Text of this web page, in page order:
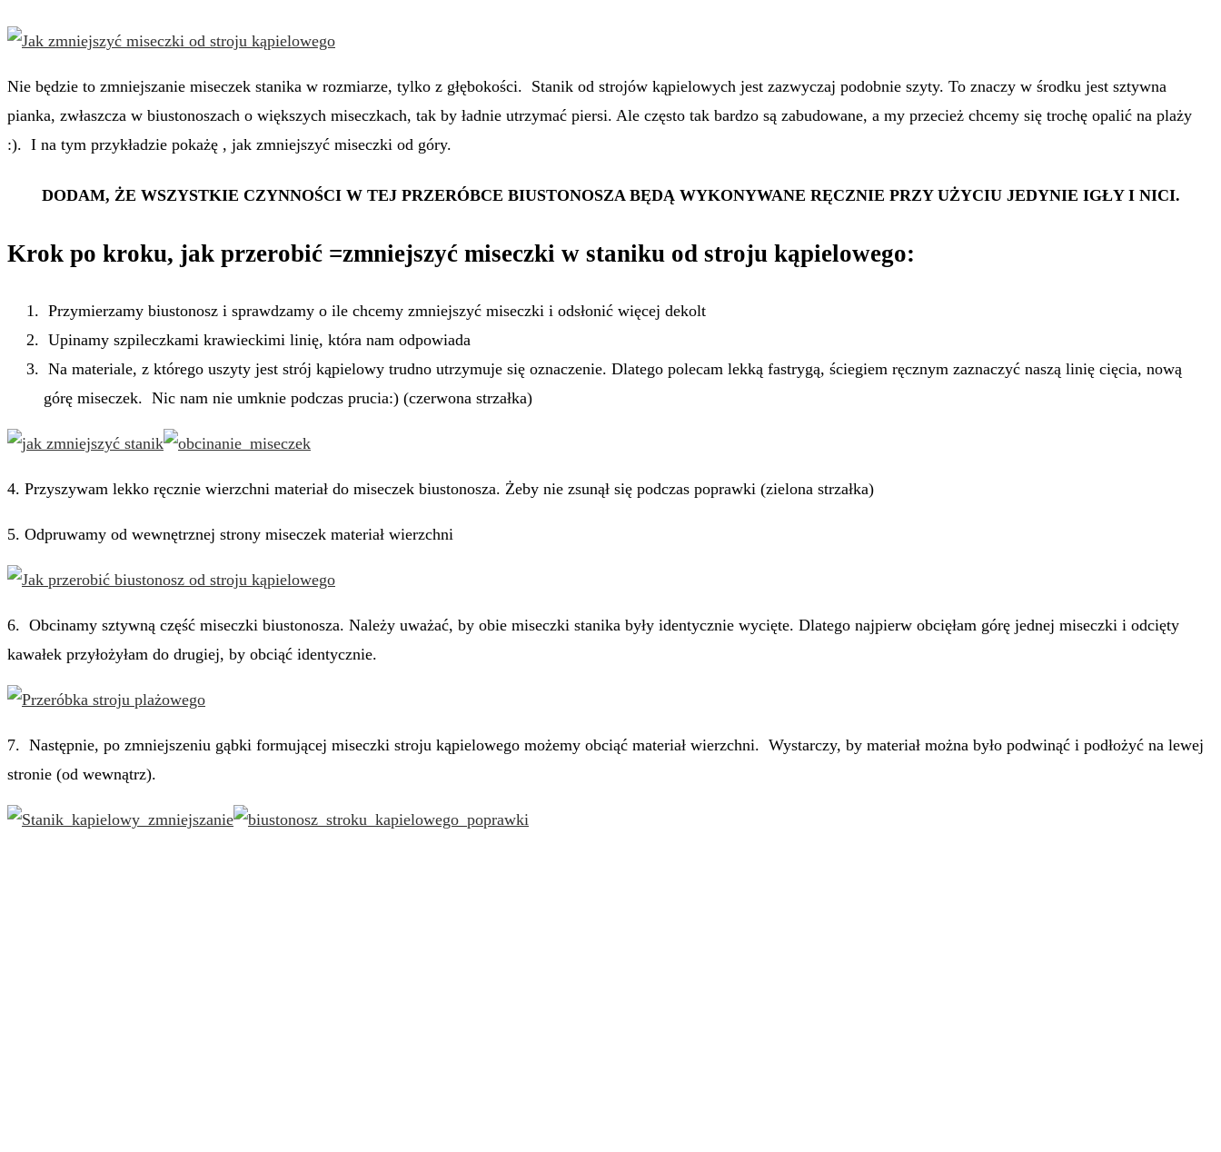
Nie będzie to zmniejszanie miseczek stanika w rozmiarze, tylko z głębokości. Stanik od strojów kąpielowych jest zazwyczaj podobnie szyty. To znaczy w środku jest sztywna
pianka, zwłaszcza w biustonoszach o większych miseczkach, tak by ładnie utrzymać piersi. Ale często tak bardzo są zabudowane, a my przecież chcemy się trochę opalić na plaży
:). I na tym przykładzie pokażę , jak zmniejszyć miseczki od góry.
DODAM, ŻE WSZYSTKIE CZYNNOŚCI W TEJ PRZERÓBCE BIUSTONOSZA BĘDĄ WYKONYWANE RĘCZNIE PRZY UŻYCIU JEDYNIE IGŁY I NICI.
Krok po kroku, jak przerobić =zmniejszyć miseczki w staniku od stroju kąpielowego:
Przymierzamy biustonosz i sprawdzamy o ile chcemy zmniejszyć miseczki i odsłonić więcej dekolt
Upinamy szpileczkami krawieckimi linię, która nam odpowiada
Na materiale, z którego uszyty jest strój kąpielowy trudno utrzymuje się oznaczenie. Dlatego polecam lekką fastrygą, ściegiem ręcznym zaznaczyć naszą linię cięcia, nową
górę miseczek. Nic nam nie umknie podczas prucia:) (czerwona strzałka)
4. Przyszywam lekko ręcznie wierzchni materiał do miseczek biustonosza. Żeby nie zsunął się podczas poprawki (zielona strzałka)
5. Odpruwamy od wewnętrznej strony miseczek materiał wierzchni
6. Obcinamy sztywną część miseczki biustonosza. Należy uważać, by obie miseczki stanika były identycznie wycięte. Dlatego najpierw obcięłam górę jednej miseczki i odcięty
kawałek przyłożyłam do drugiej, by obciąć identycznie.
7. Następnie, po zmniejszeniu gąbki formującej miseczki stroju kąpielowego możemy obciąć materiał wierzchni. Wystarczy, by materiał można było podwinąć i podłożyć na lewej
stronie (od wewnątrz).